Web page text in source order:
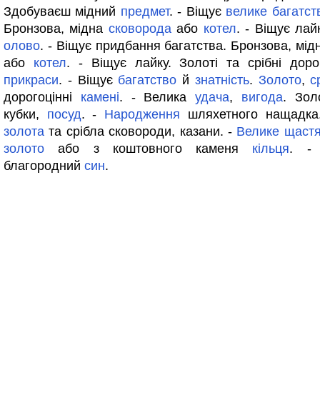
Здобуваєш мідний предмет. - Віщує велике
Бронзова, мідна сковородаабо котел. - Віщує
олово. - Віщує придбання багатства. Бронзова,
або котел. - Віщує лайку. Золоті та срібні
прикраси. - Віщує багатство й знатність. Золото,
дорогоцінні камені. - Велика удача, вигода.
кубки, посуд. - Народження шляхетного
золота та срібла сковороди, казани. - Велике
золото або з коштовного каменя кільця. -
благородний син.